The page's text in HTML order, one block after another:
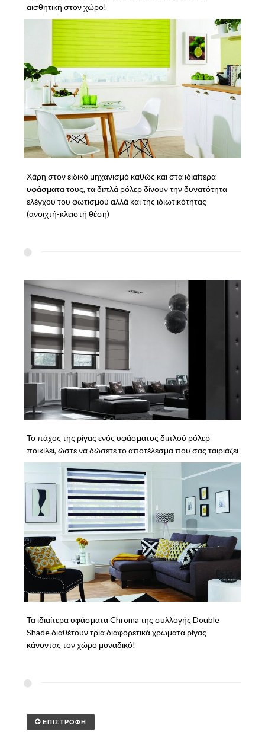
αισθητική στον χώρο!
Χάρη στον ειδικό μηχανισμό καθώς και στα ιδιαίτερα
υφάσματα τους, τα διπλά ρόλερ δίνουν την δυνατότητα
ελέγχου του φωτισμού αλλά και της ιδιωτικότητας
(ανοιχτή-κλειστή θέση)
Το πάχος της ρίγας ενός υφάσματος διπλού ρόλερ
ποικίλει, ώστε να δώσετε το αποτέλεσμα που σας ταιριάζει
Τα ιδιαίτερα υφάσματα Chroma της συλλογής Double
Shade διαθέτουν τρία διαφορετικά χρώματα ρίγας
κάνοντας τον χώρο μοναδικό!
ΕΠΙΣΤΡΟΦΗ